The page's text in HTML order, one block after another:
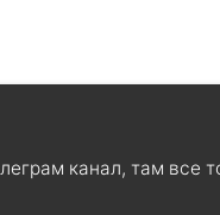
канал, там все